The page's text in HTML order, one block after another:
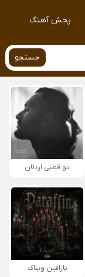
پخش آهنگ
جستجو
دو قطبی اردلان
پارافین ویناک